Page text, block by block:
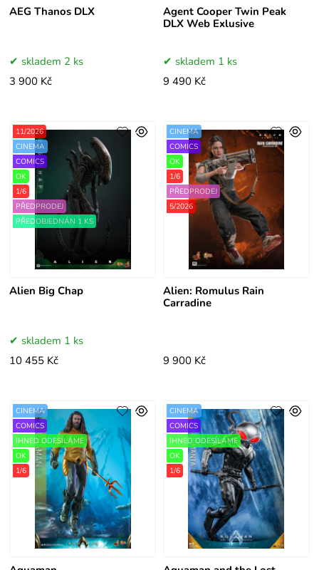
AEG Thanos DLX
skladem 2 ks
3 900 Kč
Agent Cooper Twin Peak
DLX Web Exlusive
skladem 1 ks
9 490 Kč
Alien Big Chap
11/2026
CINEMA
COMICS
OK
1/6
PŘEDPRODEJ
PŘEDOBJEDNÁN 1 KS
skladem 1 ks
10 455 Kč
Alien: Romulus Rain
Carradine
CINEMA
COMICS
OK
1/6
PŘEDPRODEJ
5/2026
9 900 Kč
CINEMA
COMICS
IHNED ODESÍLÁME
OK
1/6
CINEMA
COMICS
IHNED ODESÍLÁME
OK
1/6